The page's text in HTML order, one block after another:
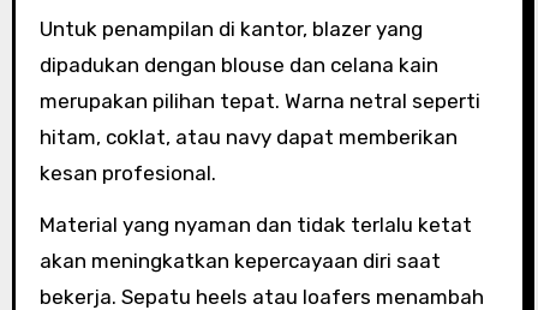
Untuk penampilan di kantor, blazer yang
dipadukan dengan blouse dan celana kain
merupakan pilihan tepat. Warna netral seperti
hitam, coklat, atau navy dapat memberikan
kesan profesional.
Material yang nyaman dan tidak terlalu ketat
akan meningkatkan kepercayaan diri saat
bekerja. Sepatu heels atau loafers menambah